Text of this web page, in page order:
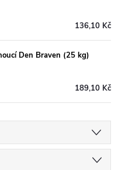
136,10 Kč
Den Braven (25 kg)
189,10 Kč